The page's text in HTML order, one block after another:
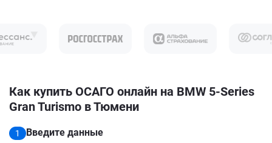
Как купить ОСАГО онлайн на BMW 5-Series
Gran Turismo в Тюмени
1
Введите данные